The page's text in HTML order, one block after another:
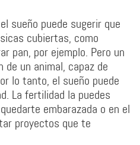
sueño puede sugerir que
cubiertas, como
pan, por ejemplo. Pero un
de un animal, capaz de
lo tanto, el sueño puede
La fertilidad la puedes
embarazada o en el
proyectos que te